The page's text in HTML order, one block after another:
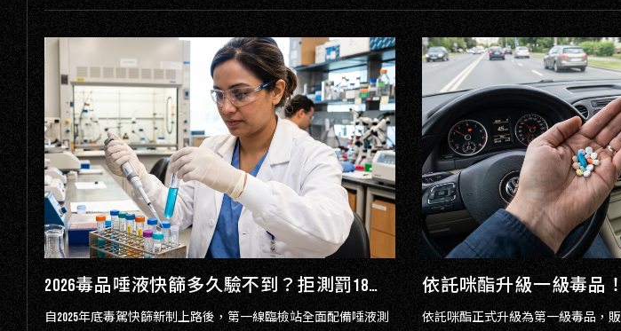
施用毒品 vs 持有毒品，差在哪？法律定義、量刑對照與常見誤解一次搞懂｜蕭告律師 2026毒品唾液快篩多久驗不到？拒測罰18萬起？最新強制驗尿規定與自救攻略 - 蕭告律師事務所
自2025年底毒駕快篩新制上路後，第一線臨檢站全面配備唾液測 依託咪酯正式升級為第一級毒品，